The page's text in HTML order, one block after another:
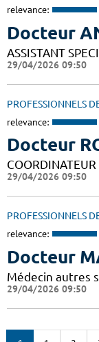
relevance:
Docteur
ASSISTANT
29/04/2026 09:50
PROFESSIONNELS
relevance:
Docteur
COORDINATEUR
29/04/2026 09:50
PROFESSIONNELS
relevance:
Docteur
Médecin autres
29/04/2026 09:50